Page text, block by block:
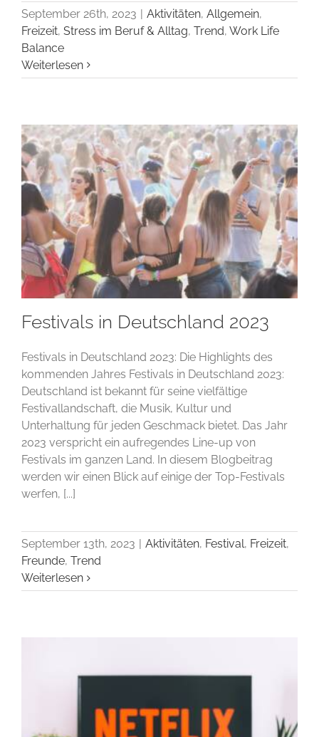
September 26th, 2023 | Aktivitäten, Allgemein,
Freizeit, Stress im Beruf & Alltag, Trend, Work Life
Balance
Weiterlesen
Festivals in Deutschland 2023
Festivals in Deutschland 2023: Die Highlights des
kommenden Jahres Festivals in Deutschland 2023:
Deutschland ist bekannt für seine vielfältige
Festivallandschaft, die Musik, Kultur und
Unterhaltung für jeden Geschmack bietet. Das Jahr
2023 verspricht ein aufregendes Line-up von
Festivals im ganzen Land. In diesem Blogbeitrag
werden wir einen Blick auf einige der Top-Festivals
werfen, [...]
September 13th, 2023 Aktivitäten, Festival, Freizeit,
Freunde, Trend
Weiterlesen